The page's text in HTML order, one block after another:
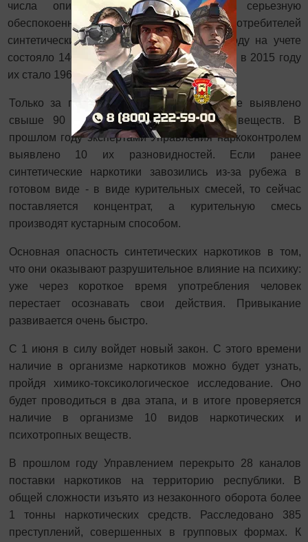
числа опийных наркоманов. Однако серьезную
обеспокоенность вызывает рост потребителей
синтетических наркотиков. Если в 2014 году на учете
состояло 1405 таких наркопотребителей, то в 2015 году
их стало 1967, рост на 40%.
Только за последние 4 года в республике выявлено
свыше 90 новых видов синтетических веществ. В
прошлом году экспертами Управления наркоконтролем
выявлено 10 их разновидностей. Если ранее
синтетические наркотики завозились из-за рубежа в
готовом виде - в виде курительных смесей, то сейчас
поставляется концентрат, а курительную смесь
производят кустарным способом.
Основная опасность синтетических наркотиков в том,
что они оказывают разрушительное влияние на психику:
уже через короткое время употребления человек
перестает осознавать свои действия. Привыкание
развивается очень быстро.
С 1 июня в силу войдет новый закон. С этого времени
наличие в организме наркотиков можно будет узнать,
пройдя химико-токсикологическое исследование. Оно
будет проводиться в два этапа, и в итоге проверяется
наличие в организме 10 видов наркотических и
психотропных веществ.
В прошлом году Управлением перекрыто 28 каналов
поставки наркотиков на территорию республики. В
общей сложности изъято из незаконного оборота более
1 тонны наркотических средств. Расследовано 385
преступлений, совершенных в групповых формах. К